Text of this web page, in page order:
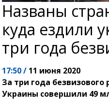
Названы
куда ездили
три года
17:50 / 11 июня 2020
За три года
Украины совершили 49